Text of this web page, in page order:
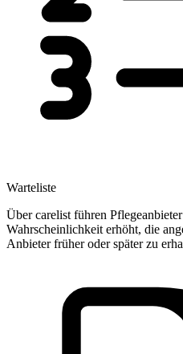
Warteliste
Über carelist führen
Wahrscheinlichkeit erhöht, die
Anbieter früher oder später zu